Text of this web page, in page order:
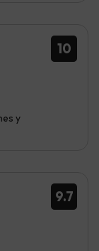
10
y
9.7